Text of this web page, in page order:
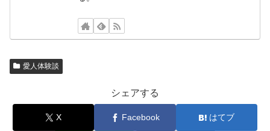
愛人体験談
シェアする
X Facebook はてブ